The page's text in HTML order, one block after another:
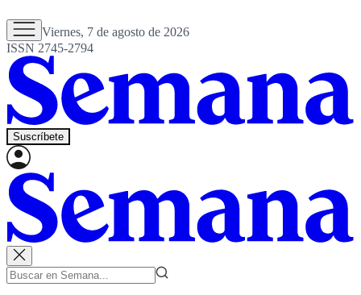
Viernes, 7 de agosto de 2026
ISSN 2745-2794
Suscríbete